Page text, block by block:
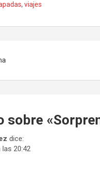
,viajes
sobre «
dice:
las 20:42